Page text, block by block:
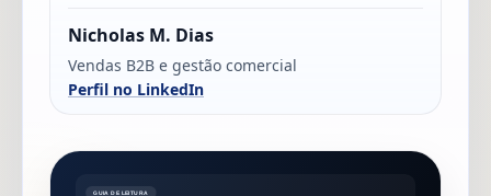
Nicholas M. Dias
Vendas B2B e gestão comercial
Perfil no LinkedIn